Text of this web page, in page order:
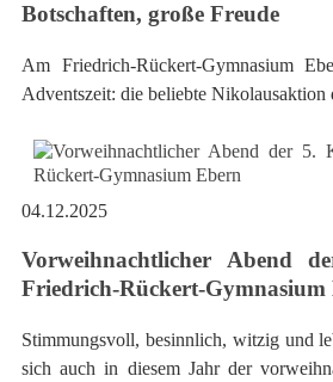
Botschaften, große Freude
Am Friedrich-Rückert-Gymnasium
Adventszeit: die beliebte Nikolausaktion
04.12.2025
Vorweihnachtlicher Abend
Friedrich-Rückert-Gymnasium
Stimmungsvoll, besinnlich, witzig und
sich auch in diesem Jahr der